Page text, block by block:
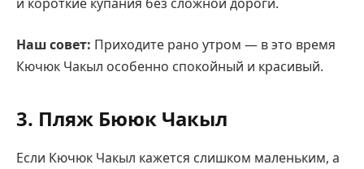
Наш совет: Приходите рано утром — в это время
Кючюк Чакыл особенно спокойный и красивый.
3. Пляж Бююк Чакыл
Если Кючюк Чакыл кажется слишком маленьким, а